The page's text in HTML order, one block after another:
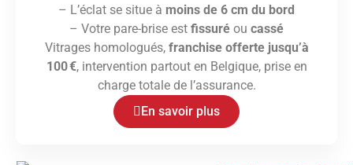
– L’éclat se situe à moins de 6 cm du bord
– Votre pare-brise est fissuré ou cassé
Vitrages homologués, franchise offerte jusqu’à
100 €, intervention partout en Belgique, prise en
charge totale de l’assurance.
En savoir plus